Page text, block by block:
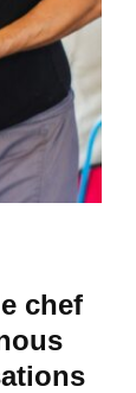
chef